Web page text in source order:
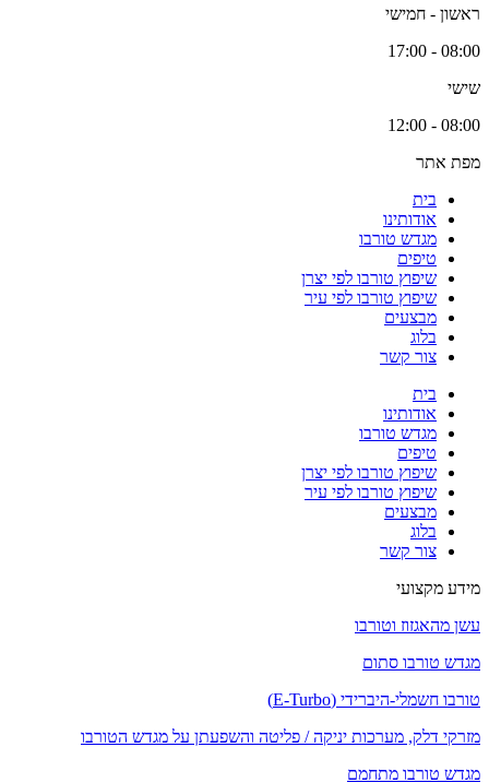
ראשון - חמישי
08:00 - 17:00
שישי
08:00 - 12:00
מפת אתר
בית
אודותינו
מגדש טורבו
טיפים
שיפוץ טורבו לפי יצרן
שיפוץ טורבו לפי עיר
מבצעים
בלוג
צור קשר
בית
אודותינו
מגדש טורבו
טיפים
שיפוץ טורבו לפי יצרן
שיפוץ טורבו לפי עיר
מבצעים
בלוג
צור קשר
מידע מקצועי
עשן מהאגזוז וטורבו
מגדש טורבו סתום
טורבו חשמלי-היברידי (E-Turbo)
מזרקי דלק, מערכות יניקה / פליטה והשפעתן על מגדש הטורבו
מגדש טורבו מתחמם